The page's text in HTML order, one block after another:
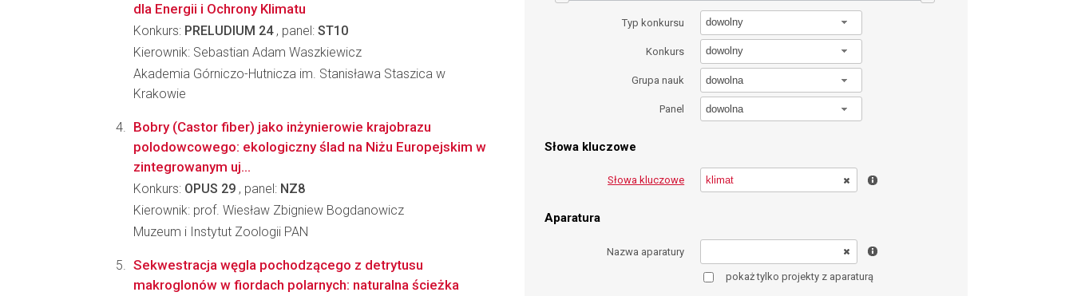
Typ konkursu dowolny
Konkurs dowolny
Grupa nauk dowolna
Panel dowolna
Słowa kluczowe
Słowa kluczowe
Aparatura
Nazwa aparatury
pokaż tylko projekty z aparaturą
dla Energii i Ochrony Klimatu
Konkurs: PRELUDIUM 24, panel: ST10
Kierownik: Sebastian Adam Waszkiewicz
Akademia Górniczo-Hutnicza im. Stanisława Staszica w
Krakowie
Bobry (Castor fiber) jako inżynierowie krajobrazu
polodowcowego: ekologiczny ślad na Niżu Europejskim w
zintegrowanym uj...
Konkurs: OPUS 29 , panel: NZ8
Kierownik: prof. Wiesław Zbigniew Bogdanowicz
Muzeum i Instytut Zoologii PAN
Sekwestracja węgla pochodzącego z detrytusu
makroglonów w fiordach polarnych: naturalna ścieżka